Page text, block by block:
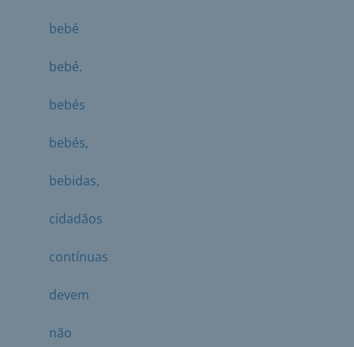
bebé
bebé.
bebés
bebés,
bebidas,
cidadãos
contínuas
devem
não